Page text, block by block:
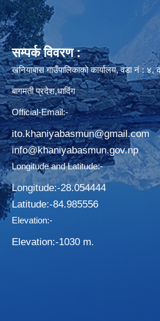
सम्पर्क विवरण :
खनियाबास गाउँपालिकाको कार्यालय, वडा नं : ४,
बागमती प्रदेश,धादिंग
Official-Email:-
ito.khaniyabasmun@gmail.com
info@khaniyabasmun.gov.np
Longitude and Latitude:-
Longitude:-28.054444
Latitude:-​84.985556
Elevation:-
Elevation:-1030 m.